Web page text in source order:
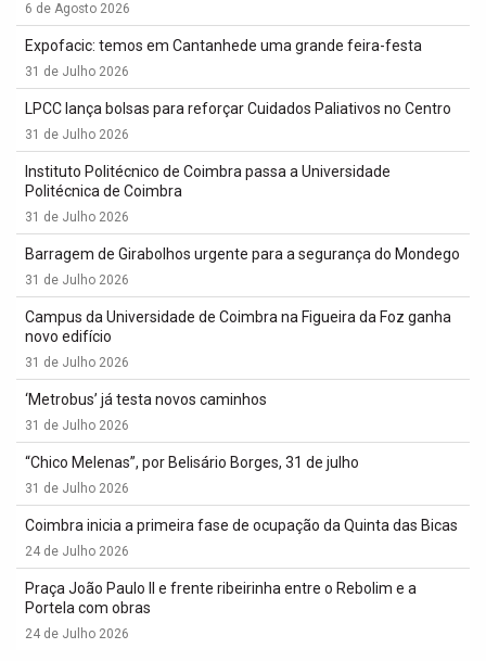
6 de Agosto 2026
Expofacic: temos em Cantanhede uma grande feira-festa
31 de Julho 2026
LPCC lança bolsas para reforçar Cuidados Paliativos no Centro
31 de Julho 2026
Instituto Politécnico de Coimbra passa a Universidade
Politécnica de Coimbra
31 de Julho 2026
Barragem de Girabolhos urgente para a segurança do Mondego
31 de Julho 2026
Campus da Universidade de Coimbra na Figueira da Foz ganha
novo edifício
31 de Julho 2026
‘Metrobus’ já testa novos caminhos
31 de Julho 2026
“Chico Melenas”, por Belisário Borges, 31 de julho
31 de Julho 2026
Coimbra inicia a primeira fase de ocupação da Quinta das Bicas
24 de Julho 2026
Praça João Paulo II e frente ribeirinha entre o Rebolim e a
Portela com obras
24 de Julho 2026